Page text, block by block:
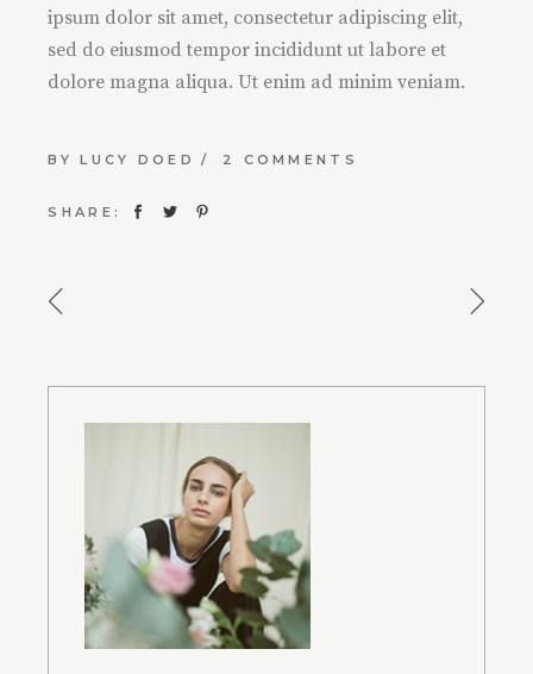
ipsum dolor sit amet, consectetur adipiscing elit,
sed do eiusmod tempor incididunt ut labore et
dolore magna aliqua. Ut enim ad minim veniam.
BY LUCY DOED 2 COMMENTS
SHARE: